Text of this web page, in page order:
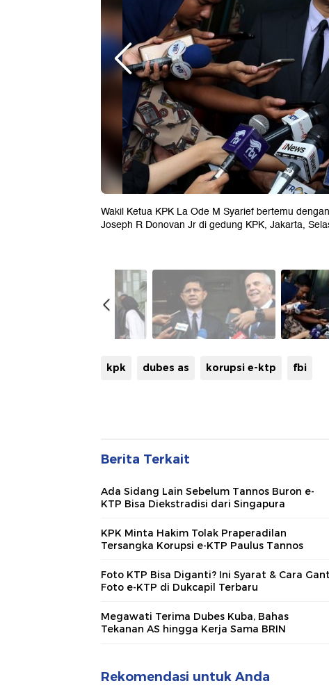
Wakil Ketua KPK La Ode M Syarief bertemu
Joseph R Donovan Jr di gedung KPK, Jakarta,
kpk dubes as korupsi e-ktp fbi
Berita Terkait
Ada Sidang Lain Sebelum Tannos Buron e-
KTP Bisa Diekstradisi dari Singapura
KPK Minta Hakim Tolak Praperadilan
Tersangka Korupsi e-KTP Paulus Tannos
Foto KTP Bisa Diganti? Ini Syarat & Cara
Foto e-KTP di Dukcapil Terbaru
Megawati Terima Dubes Kuba, Bahas
Tekanan AS hingga Kerja Sama BRIN
Rekomendasi untuk Anda